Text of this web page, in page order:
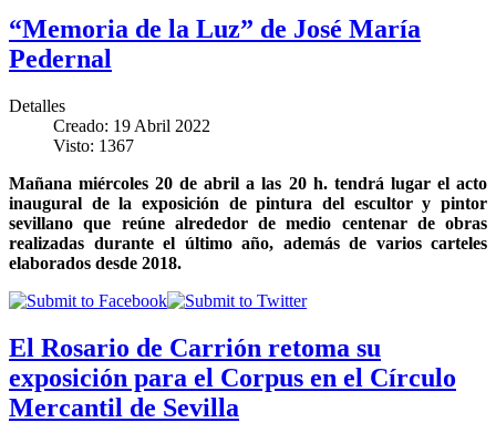
“Memoria de la Luz” de José María
Pedernal
Detalles
Creado: 19 Abril 2022
Visto: 1367
Mañana miércoles 20 de abril a las 20 h. tendrá lugar el acto
inaugural de la exposición de pintura del escultor y pintor
sevillano que reúne alrededor de medio centenar de obras
realizadas durante el último año, además de varios carteles
elaborados desde 2018.
El Rosario de Carrión retoma su
exposición para el Corpus en el Círculo
Mercantil de Sevilla